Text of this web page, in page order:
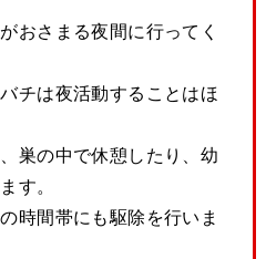
おさまる夜間に行ってく
チは夜活動することはほ
巣の中で休憩したり、幼
す。
時間帯にも駆除を行いま